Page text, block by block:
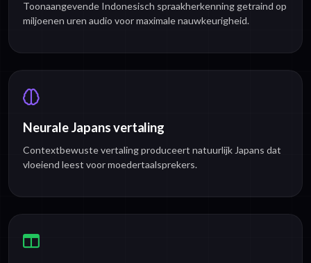
Toonaangevende Indonesisch spraakherkenning getraind op
miljoenen uren audio voor maximale nauwkeurigheid.
Neurale Japans vertaling
Contextbewuste vertaling produceert natuurlijk Japans dat
vloeiend leest voor moedertaalsprekers.